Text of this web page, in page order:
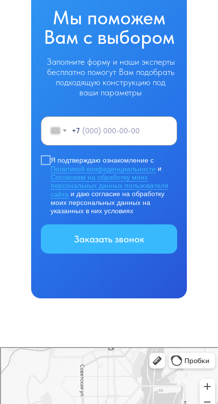
+7
Я подтверждаю ознакомление с
Политикой конфиденциальности и
Согласием на обработку моих
персональных данных пользователя
сайта и даю согласие на обработку
моих персональных данных на
указанных в них условиях
Заказать звонок
Мы поможем
Вам с выбором
Заполните форму и наши эксперты
бесплатно помогут Вам подобрать
подходящую конструкцию под
ваши параметры
Проспект
Окна в Магнитогорске
Изготовление витражей в Магнитогорске